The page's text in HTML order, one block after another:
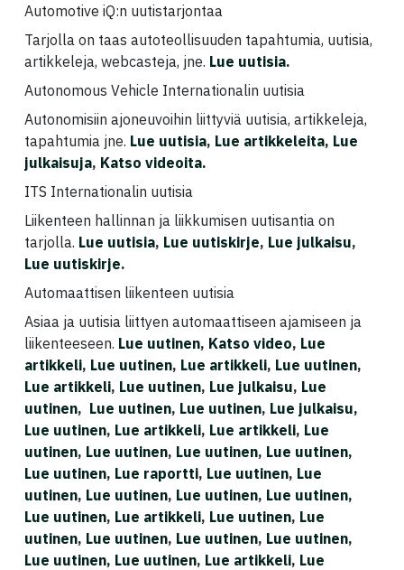
Automotive iQ:n uutistarjontaa
Tarjolla on taas autoteollisuuden tapahtumia, uutisia,
artikkeleja, webcasteja, jne. Lue uutisia.
Autonomous Vehicle Internationalin uutisia
Autonomisiin ajoneuvoihin liittyviä uutisia, artikkeleja,
tapahtumia jne. Lue uutisia, Lue artikkeleita, Lue
julkaisuja, Katso videoita.
ITS Internationalin uutisia
Liikenteen hallinnan ja liikkumisen uutisantia on
tarjolla. Lue uutisia, Lue uutiskirje, Lue julkaisu,
Lue uutiskirje.
Automaattisen liikenteen uutisia
Asiaa ja uutisia liittyen automaattiseen ajamiseen ja
liikenteeseen. Lue uutinen, Katso video, Lue
artikkeli, Lue uutinen, Lue artikkeli, Lue uutinen,
Lue artikkeli, Lue uutinen, Lue julkaisu, Lue
uutinen, Lue uutinen, Lue uutinen, Lue julkaisu,
Lue uutinen, Lue artikkeli, Lue artikkeli, Lue
uutinen, Lue uutinen, Lue uutinen, Lue uutinen,
Lue uutinen, Lue raportti, Lue uutinen, Lue
uutinen, Lue uutinen, Lue uutinen, Lue uutinen,
Lue uutinen, Lue artikkeli, Lue uutinen, Lue
uutinen, Lue uutinen, Lue uutinen, Lue uutinen,
Lue uutinen, Lue uutinen, Lue artikkeli, Lue